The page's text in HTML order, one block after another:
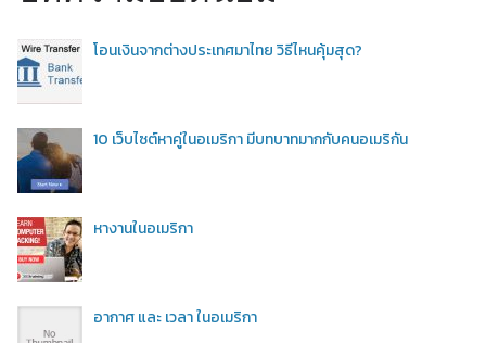
โอนเงินจากต่างประเทศมาไทย วิธีไหนคุ้มสุด?
10 เว็บไซต์หาคู่ในอเมริกา มีบทบาทมากกับคนอเมริกัน
หางานในอเมริกา
อากาศ และ เวลา ในอเมริกา